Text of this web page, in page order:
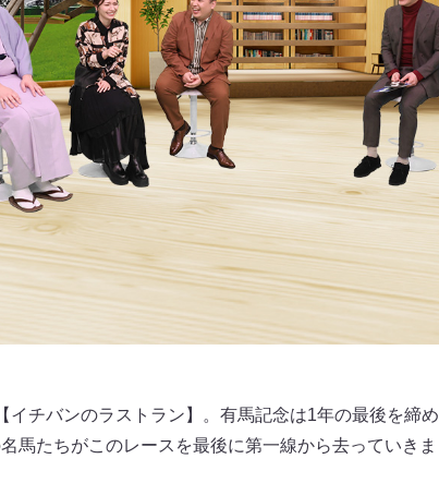
イチバンのラストラン】。有馬記念は1年の最後を締
馬たちがこのレースを最後に第一線から去っていきま